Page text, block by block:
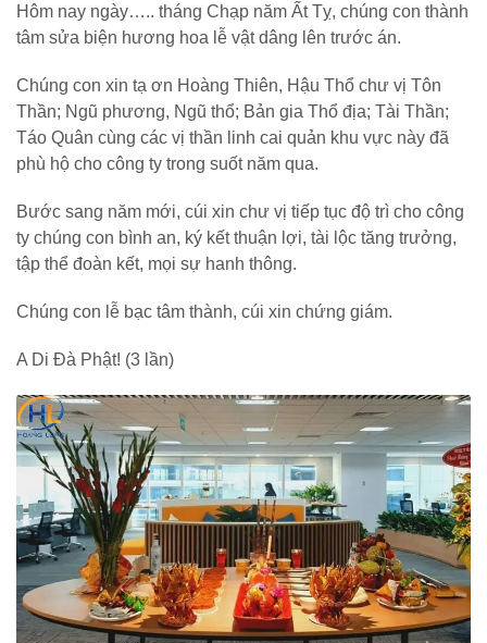
Hôm nay ngày….. tháng Chạp năm Ất Tỵ, chúng con thành
tâm sửa biện hương hoa lễ vật dâng lên trước án.
Chúng con xin tạ ơn Hoàng Thiên, Hậu Thổ chư vị Tôn
Thần; Ngũ phương, Ngũ thổ; Bản gia Thổ địa; Tài Thần;
Táo Quân cùng các vị thần linh cai quản khu vực này đã
phù hộ cho công ty trong suốt năm qua.
Bước sang năm mới, cúi xin chư vị tiếp tục độ trì cho công
ty chúng con bình an, ký kết thuận lợi, tài lộc tăng trưởng,
tập thể đoàn kết, mọi sự hanh thông.
Chúng con lễ bạc tâm thành, cúi xin chứng giám.
A Di Đà Phật! (3 lần)